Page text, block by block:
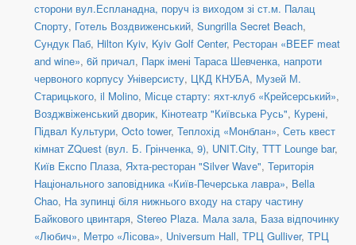
сторони вул.Еспланадна, поруч із виходом зі ст.м. Палац
Спорту, Готель Воздвиженський, Sungrilla Secret Beach,
Сундук Паб, Hilton Kyiv, Kyiv Golf Center, Ресторан «BEEF meat
and wine», 6й причал, Парк імені Тараса Шевченка, напроти
червоного корпусу Універсисту, ЦКД КНУБА, Музей М.
Старицького, il Molino, Місце старту: яхт-клуб «Крейсерський»,
Возджвіженський дворик, Кінотеатр "Київська Русь", Курені,
Підвал Культури, Octo tower, Теплохід «Монблан», Сеть квест
кімнат ZQuest (вул. Б. Грінченка, 9), UNIT.City, TTT Lounge bar,
Київ Експо Плаза, Яхта-ресторан "Silver Wave", Територія
Національного заповідника «Київ-Печерська лавра», Bella
Chao, На зупинці біля нижнього входу на стару частину
Байкового цвинтаря, Stereo Plaza. Мала зала, База відпочинку
«Любич», Метро «Лісова», Universum Hall, ТРЦ Gulliver, ТРЦ